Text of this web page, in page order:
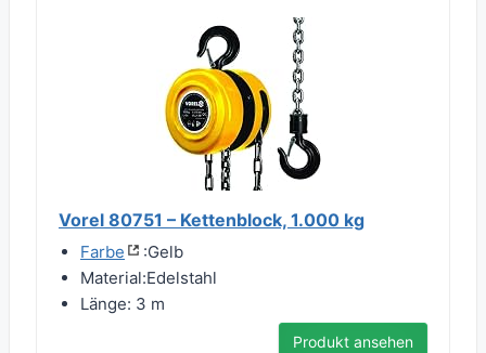
Vorel 80751 – Kettenblock, 1.000 kg
Farbe
:Gelb
Material:Edelstahl
Länge: 3 m
Produkt ansehen